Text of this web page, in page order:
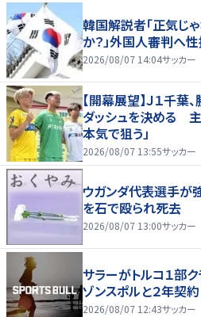
韓国解説者「正気じ
か？」外国人審判へ
2026/08/07 14:04サッカー
【開幕展望】Ｊ１千葉
ダッシュを決める 主
本気で狙う」
2026/08/07 13:55サッカー
ウガンダ代表選手が
を石で殴られ死去
2026/08/07 13:00サッカー
サラーがトルコ１部
ゾンスポルと２年契約
2026/08/07 12:43サッカー